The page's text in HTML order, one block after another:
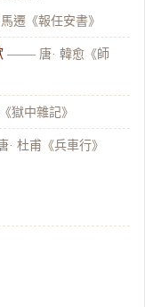
遷《報任安書》
—— 唐· 韓愈《師
獄中雜記》
· 杜甫《兵車行》